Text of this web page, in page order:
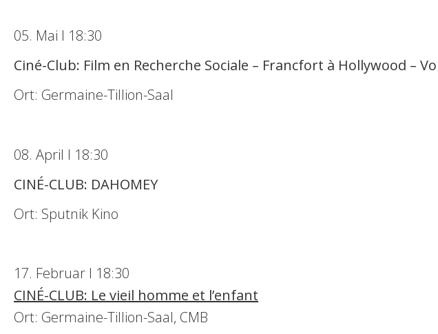
05. Mai I 18:30
Ciné-Club: Film en Recherche Sociale – Francfort à Hollywood
Ort: Germaine-Tillion-Saal
08. April I 18:30
CINÉ-CLUB: DAHOMEY
Ort: Sputnik Kino
17. Februar I 18:30
CINÉ-CLUB: Le vieil homme et l’enfant
Ort: Germaine-Tillion-Saal, CMB